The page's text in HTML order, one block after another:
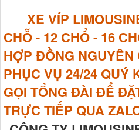
XE VÍP
CHỖ - 12 CHỔ - 16
HỢP ĐỒNG NGUYÊN
PHỤC VỤ 24/24 QUÝ
GỌI TỔNG ĐÀI ĐỂ
TRỰC TIẾP QUA